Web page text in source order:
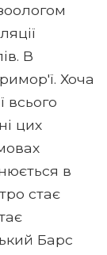
В
Хоча
всього
цих
в
стає
Барс